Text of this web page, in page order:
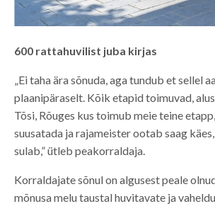
600 rattahuvilist juba kirjas
„Ei taha ära sõnuda, aga tundub et sellel
plaanipäraselt. Kõik etapid toimuvad,
Tõsi, Rõuges kus toimub meie teine
suusatada ja rajameister ootab saag
sulab,” ütleb peakorraldaja.
Korraldajate sõnul on algusest peale
mõnusa melu taustal huvitavate ja